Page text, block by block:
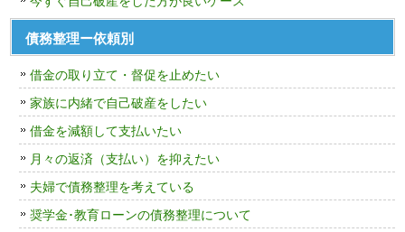
債務整理ー依頼別
借金の取り立て・督促を止めたい
家族に内緒で自己破産をしたい
借金を減額して支払いたい
月々の返済（支払い）を抑えたい
夫婦で債務整理を考えている
奨学金･教育ローンの債務整理について